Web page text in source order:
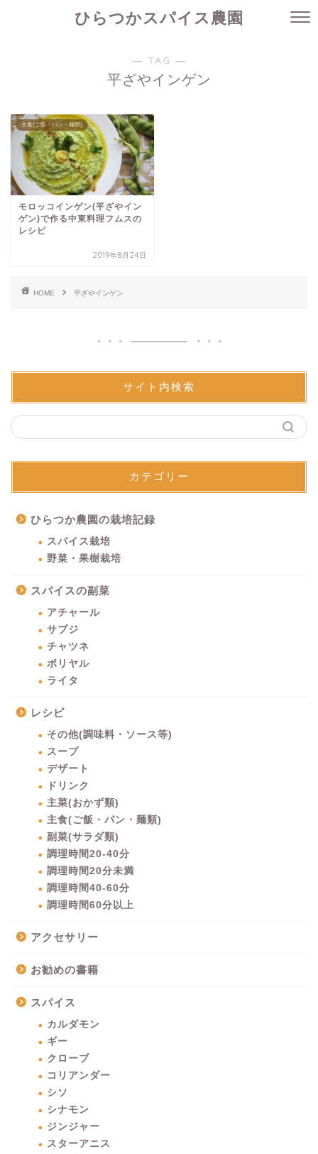
ひらつかスパイス農園
― TAG ―
平ざやインゲン
主食(ご飯・パン・麺類)
モロッコインゲン(平ざやイン
ゲン)で作る中東料理フムスの
レシピ
2019年8月24日
HOME 平ざやインゲン
サイト内検索
カテゴリー
ひらつか農園の栽培記録
スパイス栽培
野菜・果樹栽培
スパイスの副菜
アチャール
サブジ
チャツネ
ポリヤル
ライタ
レシピ
その他(調味料・ソース等)
スープ
デザート
ドリンク
主菜(おかず類)
主食(ご飯・パン・麺類)
副菜(サラダ類)
調理時間20-40分
調理時間20分未満
調理時間40-60分
調理時間60分以上
アクセサリー
お勧めの書籍
スパイス
カルダモン
ギー
クローブ
コリアンダー
シソ
シナモン
ジンジャー
スターアニス